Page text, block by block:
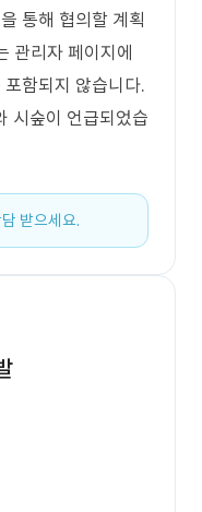
통해 협의할 계획
관리자 페이지에
함되지 않습니다.
시숲이 언급되었습
받으세요.